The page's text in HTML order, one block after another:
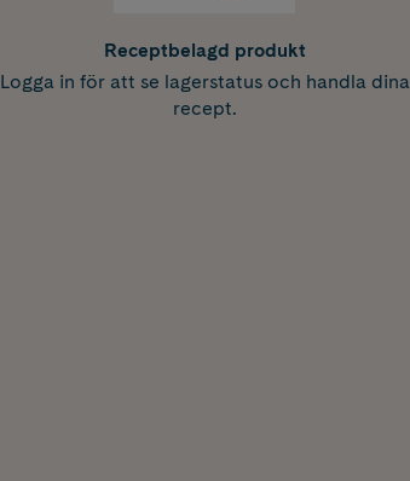
Receptbelagd produkt
Logga in för att se lagerstatus och handla dina
recept.